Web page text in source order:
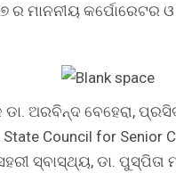
ର ମାନନୀୟ
ଅରବିନ୍ଦ ବେହେରା,
Council for
ସ୍ବାସ୍ଥ‍୍ୟ, ଡା. ପୁସ୍ପିତା